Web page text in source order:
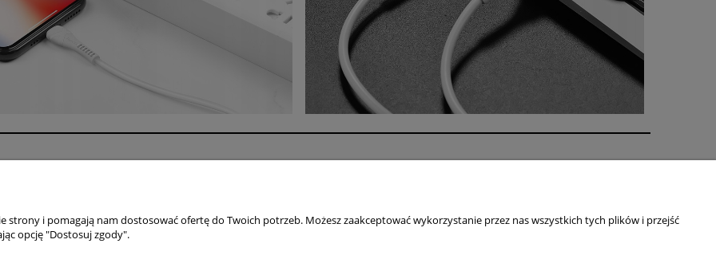
Czas i koszty dostawy
Czas realizacji zamówienia
Jak kupować?
Blog
strony i pomagają nam dostosować ofertę do Twoich potrzeb. Możesz zaakceptować wykorzystanie przez nas wszystkich tych plików i przejść
opcję "Dostosuj zgody".